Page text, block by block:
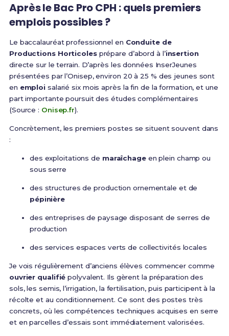
Après le Bac Pro CPH : quels premiers
emplois possibles ?
Le baccalauréat professionnel en Conduite de
Productions Horticolesprépare d’abord à l’insertion
directe sur le terrain. D’après les données InserJeunes
présentées par l’Onisep, environ 20 à 25 % des jeunes sont
en emploi salarié six mois après la fin de la formation, et une
part importante poursuit des études complémentaires
(Source : Onisep.fr).
Concrètement, les premiers postes se situent souvent dans
:
des exploitations de maraîchageen plein champ ou
sous serre
des structures de production ornementale et de
pépinière
des entreprises de paysage disposant de serres de
production
des services espaces verts de collectivités locales
Je vois régulièrement d’anciens élèves commencer comme
ouvrier qualifié polyvalent. Ils gèrent la préparation des
sols, les semis, l’irrigation, la fertilisation, puis participent à la
récolte et au conditionnement. Ce sont des postes très
concrets, où les compétences techniques acquises en serre
et en parcelles d’essais sont immédiatement valorisées.